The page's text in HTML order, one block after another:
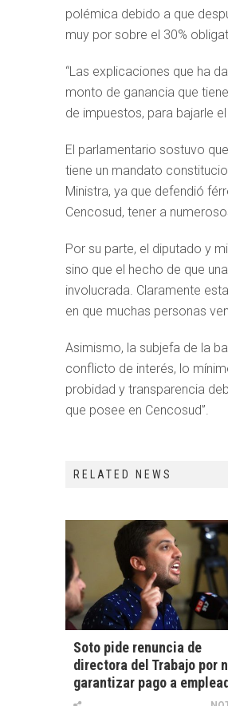
polémica debido a que
muy por sobre el 30%
“Las explicaciones que ha
monto de ganancia que
de impuestos, para bajarle
El parlamentario sostuvo
tiene un mandato
Ministra, ya que defendió
Cencosud, tener a
Por su parte, el diputado y
sino que el hecho de que
involucrada. Claramente
en que muchas personas
Asimismo, la subjefa de la
conflicto de interés, lo
probidad y transparencia
que posee en Cencosud”.
RELATED NEWS
Soto pide renuncia de
directora del Trabajo por
garantizar pago a